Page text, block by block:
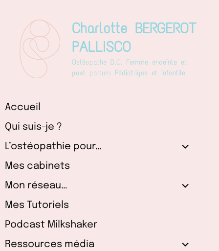
contenu
Charlotte BERGEROT
PALLISCO
Ostéopathe D.O. Femme enceinte et
post partum Pédiatrique et infantile
Accueil
Qui suis-je ?
L’ostéopathie pour…
Mes cabinets
Mon réseau…
Mes Tutoriels
Podcast Milkshaker
Ressources média